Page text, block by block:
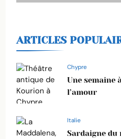
ARTICLES
Chypre
Une semaine
l’amour
Italie
Sardaigne